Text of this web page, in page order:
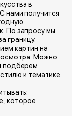
в
нами получится
По запросу мы
границу.
картин на
Можно
подберем
и тематике
которое